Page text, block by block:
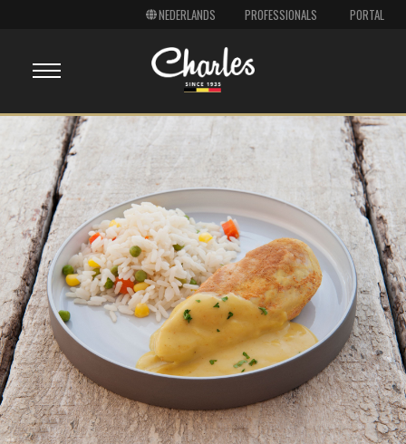
PROFESSIONALS PORTAL